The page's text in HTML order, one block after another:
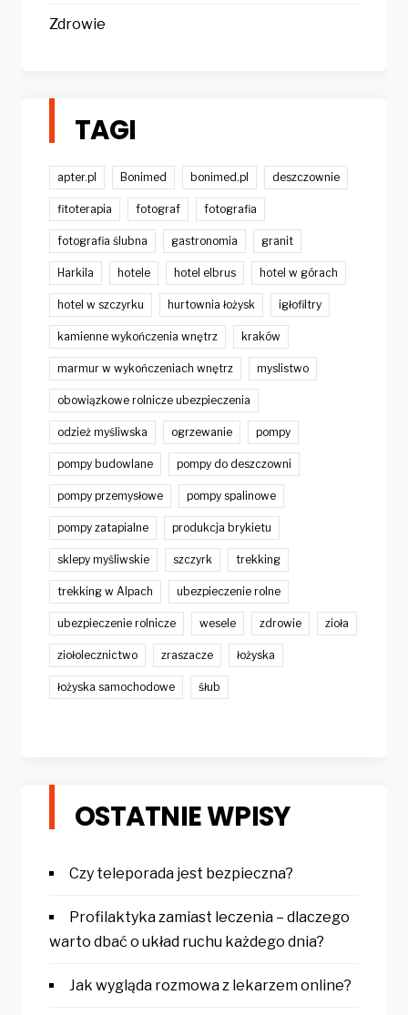
Zdrowie
TAGI
apter.pl Bonimed bonimed.pl deszczownie
fitoterapia fotograf fotografia
fotografia ślubna gastronomia granit
Harkila hotele hotel elbrus hotel w górach
hotel w szczyrku hurtownia łożysk igłofiltry
kamienne wykończenia wnętrz kraków
marmur w wykończeniach wnętrz myslistwo
obowiązkowe rolnicze ubezpieczenia
odzież myśliwska ogrzewanie pompy
pompy budowlane pompy do deszczowni
pompy przemysłowe pompy spalinowe
pompy zatapialne produkcja brykietu
sklepy myśliwskie szczyrk trekking
trekking w Alpach ubezpieczenie rolne
ubezpieczenie rolnicze wesele zdrowie zioła
ziołolecznictwo zraszacze łożyska
łożyska samochodowe śłub
OSTATNIE WPISY
Czy teleporada jest bezpieczna?
Profilaktyka zamiast leczenia – dlaczego
warto dbać o układ ruchu każdego dnia?
Jak wygląda rozmowa z lekarzem online?